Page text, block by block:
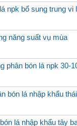
npk bổ sung trung vi
năng suất vụ mùa
phân bón lá npk 30-
bón lá nhập khẩu
lá nhập khẩu tây